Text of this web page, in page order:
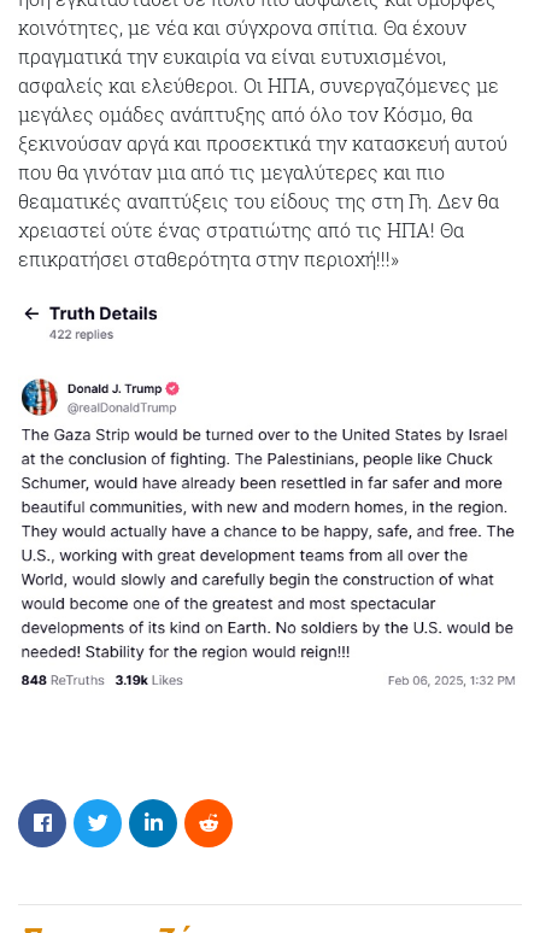
κοινότητες, με νέα και σύγχρονα σπίτια. Θα έχουν
πραγματικά την ευκαιρία να είναι ευτυχισμένοι,
ασφαλείς και ελεύθεροι. Οι ΗΠΑ, συνεργαζόμενες με
μεγάλες ομάδες ανάπτυξης από όλο τον Κόσμο, θα
ξεκινούσαν αργά και προσεκτικά την κατασκευή αυτού
που θα γινόταν μια από τις μεγαλύτερες και πιο
θεαματικές αναπτύξεις του είδους της στη Γη. Δεν θα
χρειαστεί ούτε ένας στρατιώτης από τις ΗΠΑ! Θα
επικρατήσει σταθερότητα στην περιοχή!!!»